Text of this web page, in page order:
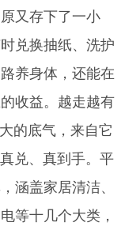
又存下了一小
兑换抽纸、洗护
养身体，还能在
收益。越走越有
的底气，来自它
兑、真到手。平
涵盖家居清洁、
等十几个大类，